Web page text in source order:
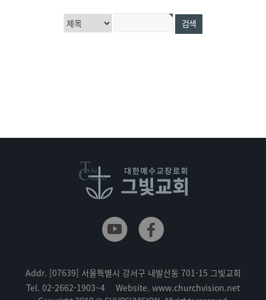
Addr. [07639] 서울특별시 강서구 내발산동 701-15 그빛교회
Tel. 02-2662-1903~4 Website. www.churchvision.net